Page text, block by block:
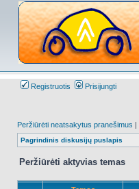
Registruotis Prisijungti
Peržiūrėti neatsakytus pranešimus |
Pagrindinis diskusijų puslapis
Peržiūrėti aktyvias temas